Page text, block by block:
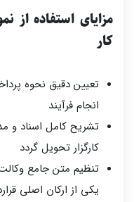
مزایای استفاده از
کار
تعیین دقیق نحوه
انجام فرآیند
تشریح کامل اسناد و
کارگزار تحویل گردد
تنظیم متن جامع
یکی از ارکان اصلی